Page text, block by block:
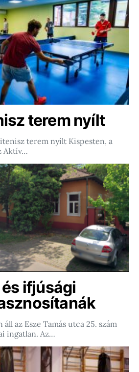
terem nyílt
terem nyílt Kispesten, a
Aktív…
ifjúsági
az Esze Tamás utca 25. szám
ingatlan. Az…